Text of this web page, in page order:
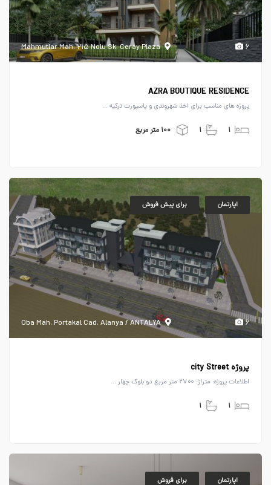
Mahmutlar Mah. ۲۱۵ Nolu Sk. Ceray Plaza ۶
AZRA BOUTIQUE RESIDENCE
پروژه های مناسب برای اخذ شهروندی و پاسپورت ترکیه ...
۱ ۱
Oba Mah. Portakal Cad. Alanya / ANTALYA
برای پیش فروش اپارتمان
۶
پروژه city Street
اطلاعات پروژه: متراژ: ۲۷۰۰ متر مربع دو بلوک چهار ...
۱ ۱
برای فروش اپارتمان